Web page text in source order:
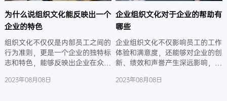
为什么说组织文化能反映出一个
企业的特色
组织文化不仅仅是内部员工之间的
行为准则，更是一个企业的独特标
志和特色，能够反映出企业在众多
2023年08月08日
企业组织文化对于企业的帮助有
哪些
企业组织文化不仅影响员工的工作
体验和满意度，还能够对企业的创
新、绩效和声誉产生深远影响，从
2023年08月08日